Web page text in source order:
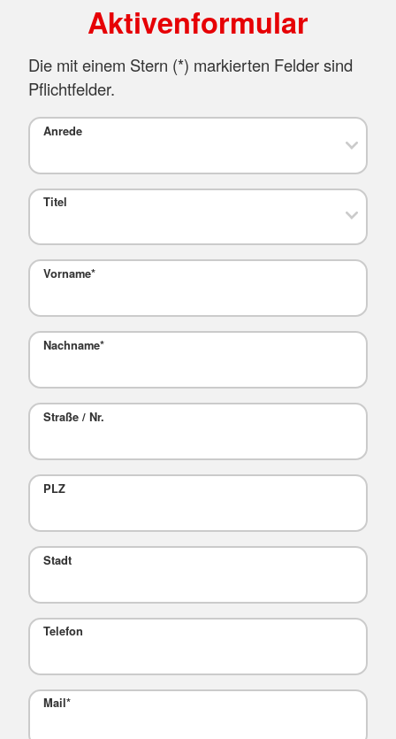
Aktivenformular
Die mit einem Stern (*) markierten Felder sind
Pflichtfelder.
Anrede
Titel
Vorname*
Nachname*
Straße / Nr.
PLZ
Stadt
Telefon
Mail*